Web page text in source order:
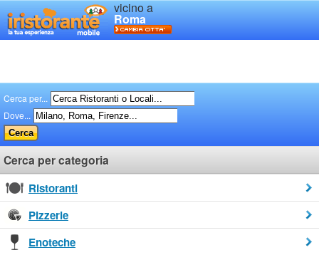
vicino a
Roma
Cerca per...
Dove...
Cerca per categoria
Ristoranti
Pizzerie
Enoteche